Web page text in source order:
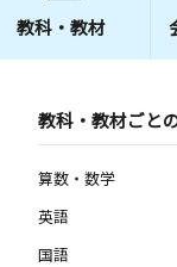
教科・教材
教科・教材ごと
算数・数学
英語
国語